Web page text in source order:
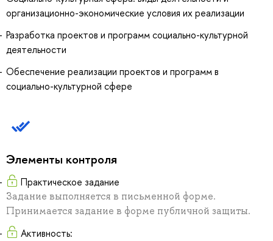
организационно-экономические условия их реализации
Разработка проектов и программ социально-культурной
деятельности
Обеспечение реализации проектов и программ в
социально-культурной сфере
Элементы контроля
Практическое задание
Задание выполняется в письменной форме.
Принимается задание в форме публичной защиты.
Активность: